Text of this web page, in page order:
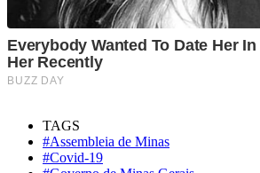
TAGS
#Assembleia de Minas
#Covid-19